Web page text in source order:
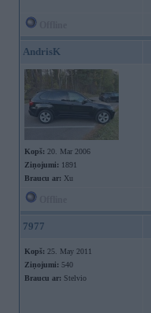
AndrisK
Kopš: 20. Mar 2006
Ziņojumi: 1891
Braucu ar: Xu
7977
Kopš: 25. May 2011
Ziņojumi: 540
Braucu ar: Stelvio